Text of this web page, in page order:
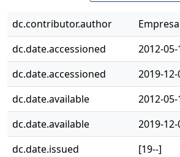
dc.contributor.author
dc.date.accessioned
2012-
dc.date.accessioned
2019-
dc.date.available
2012-
dc.date.available
2019-
dc.date.issued
[19--]